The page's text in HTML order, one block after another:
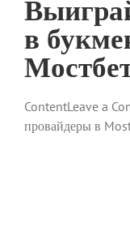
в
ContentLeave a
провайдеры в